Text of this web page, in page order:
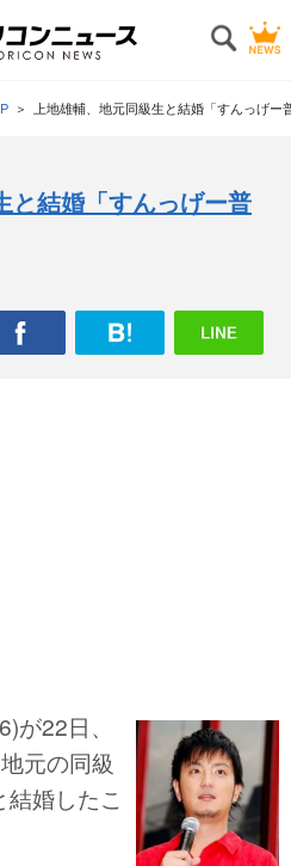
上地雄輔、地元同級生と結婚「すんっげー
と結婚「すんっげー普
が22日、
元の同級
婚したこ